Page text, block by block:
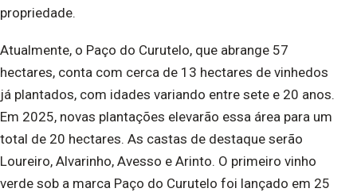
propriedade.
Atualmente, o Paço do Curutelo, que abrange 57
hectares, conta com cerca de 13 hectares de vinhedos
já plantados, com idades variando entre sete e 20 anos.
Em 2025, novas plantações elevarão essa área para um
total de 20 hectares. As castas de destaque serão
Loureiro, Alvarinho, Avesso e Arinto. O primeiro vinho
verde sob a marca Paço do Curutelo foi lançado em 25